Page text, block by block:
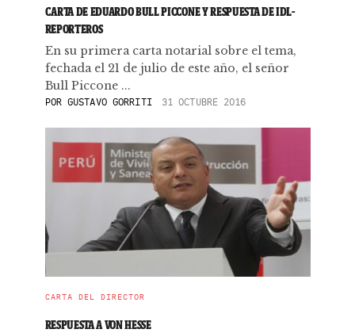
CARTA DE EDUARDO BULL PICCONE Y RESPUESTA DE IDL-
REPORTEROS
En su primera carta notarial sobre el tema,
fechada el 21 de julio de este año, el señor
Bull Piccone ...
POR GUSTAVO GORRITI 31 OCTUBRE 2016
CARTA DEL DIRECTOR
RESPUESTA A VON HESSE